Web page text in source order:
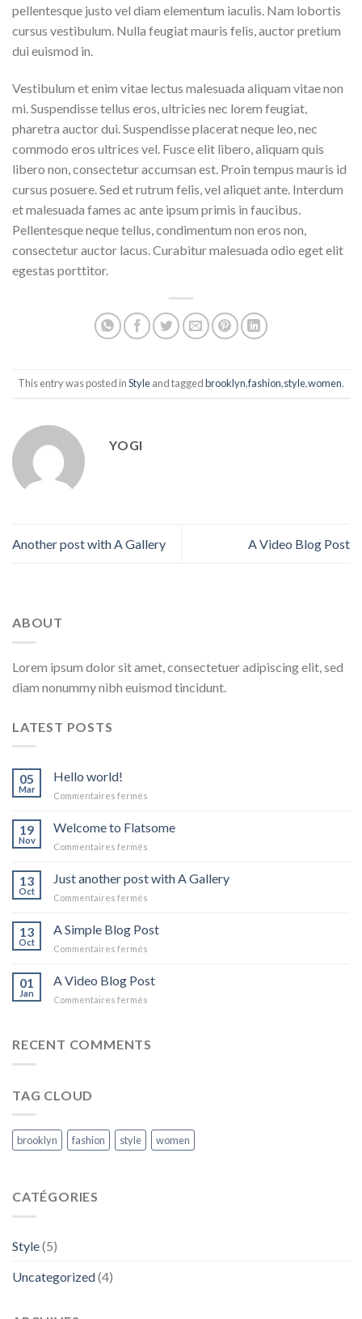
pellentesque justo vel diam elementum iaculis. Nam lobortis
cursus vestibulum. Nulla feugiat mauris felis, auctor pretium
dui euismod in.
Vestibulum et enim vitae lectus malesuada aliquam vitae non
mi. Suspendisse tellus eros, ultricies nec lorem feugiat,
pharetra auctor dui. Suspendisse placerat neque leo, nec
commodo eros ultrices vel. Fusce elit libero, aliquam quis
libero non, consectetur accumsan est. Proin tempus mauris id
cursus posuere. Sed et rutrum felis, vel aliquet ante. Interdum
et malesuada fames ac ante ipsum primis in faucibus.
Pellentesque neque tellus, condimentum non eros non,
consectetur auctor lacus. Curabitur malesuada odio eget elit
egestas porttitor.
This entry was posted inStyleand taggedbrooklyn,fashion,style,women.
YOGI
Another post with A Gallery A Video Blog Post
ABOUT
Lorem ipsum dolor sit amet, consectetuer adipiscing elit, sed
diam nonummy nibh euismod tincidunt.
LATEST POSTS
05
Mar
Hello world!
Commentaires fermés
19
Nov
Welcome to Flatsome
Commentaires fermés
13
Oct
Just another post with A Gallery
Commentaires fermés
another
Gallery
13
Oct
A Simple Blog Post
Commentaires fermés
Simple
01
Jan
A Video Blog Post
Commentaires fermés
Blog
RECENT COMMENTS
TAG CLOUD
brooklyn fashion style women
CATÉGORIES
Style(5)
Uncategorized(4)